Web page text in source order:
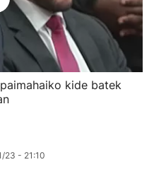
kide batek
23 - 21:10